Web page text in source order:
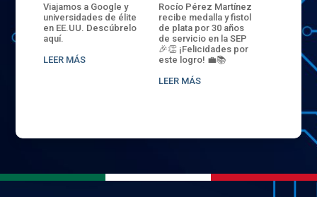
Viajamos a Google y
universidades de élite
en EE.UU. Descúbrelo
aquí.
LEER MÁS
Rocío Pérez Martínez
recibe medalla y fistol
de plata por 30 años
de servicio en la SEP
🎉👏 ¡Felicidades por
este logro! 💼📚
LEER MÁS
ENECB-
del
batalla.
32
sede